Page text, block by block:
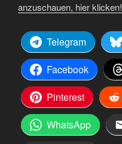
anzuschauen, hier klicken!
Telegram
Facebook
Pinterest
WhatsApp